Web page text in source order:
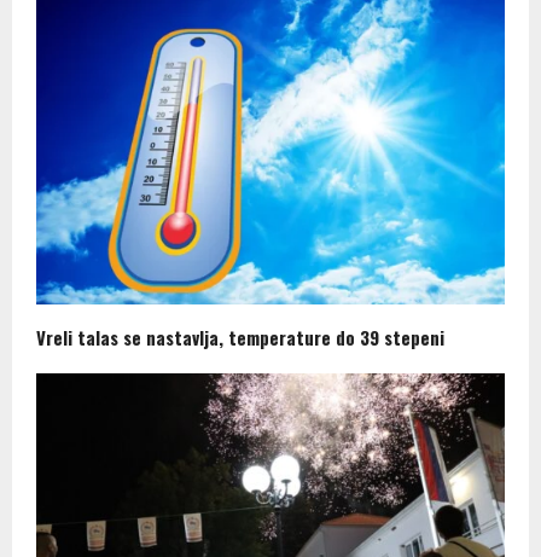
Vreli talas se nastavlja, temperature do 39 stepeni